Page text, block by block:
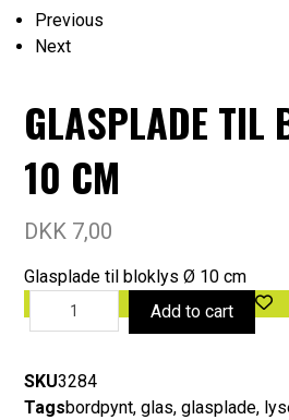
Previous
Next
GLASPLADE TIL
10 CM
DKK 7,00
Glasplade til bloklys Ø 10 cm
Add to cart
SKU3284
Tagsbordpynt,glas,glasplade,